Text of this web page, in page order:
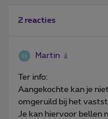
2 reacties
Martin
Ter info:
Aangekochte kan je
omgeruild bij het
Je kan hiervoor bellen